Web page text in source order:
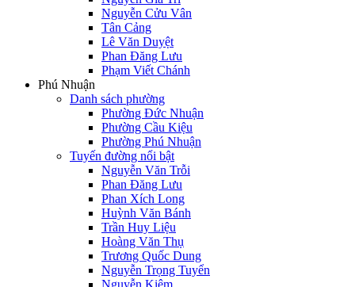
Nguyễn Cửu Vân
Tân Cảng
Lê Văn Duyệt
Phan Đăng Lưu
Phạm Viết Chánh
Phú Nhuận
Danh sách phường
Phường Đức Nhuận
Phường Cầu Kiệu
Phường Phú Nhuận
Tuyến đường nổi bật
Nguyễn Văn Trỗi
Phan Đăng Lưu
Phan Xích Long
Huỳnh Văn Bánh
Trần Huy Liệu
Hoàng Văn Thụ
Trương Quốc Dung
Nguyễn Trọng Tuyển
Nguyễn Kiệm